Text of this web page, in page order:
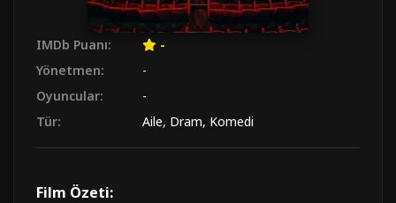
IMDb Puanı:
-
Yönetmen:
-
Oyuncular:
-
Tür:
Aile, Dram, Komedi
Film Özeti: